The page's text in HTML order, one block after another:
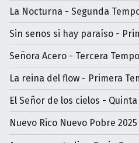
La Nocturna - Segunda
Sin senos si hay paraíso -
Señora Acero - Tercera
La reina del flow - Primera
El Señor de los cielos -
Nuevo Rico Nuevo Pobre